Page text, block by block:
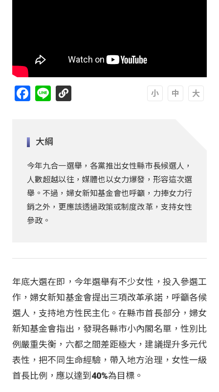
Facebook
Line
大綱
今年九合一選舉，各黨推出女性縣市長候選人，
人數超越以往，媒體也以女力爆發，形容這次選
舉。不過，婦女新知基金會也呼籲，力捧女力行
銷之外，更應該透過政策或制度改革，支持女性
參政。
年底大選在即，今年選舉有不少女性，投入參選工
作，婦女新知基金會提出三項改革承諾，呼籲各候
選人，支持地方性民主化。在縣市首長部分，婦女
新知基金會指出，發現各縣市小內閣名單，性別比
例嚴重失衡，六都之間差距極大，建議提升多元代
表性，把不同生命經驗，帶入地方治理，女性一級
首長比例，應以達到40%為目標。